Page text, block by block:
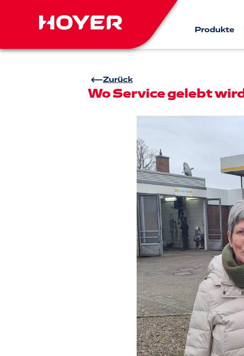
Produkte
Zurück
Wo Service gelebt wird